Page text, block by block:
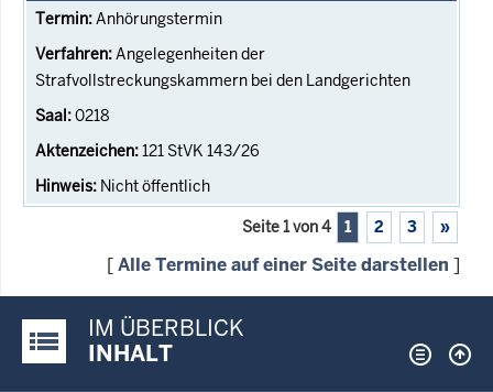
Anhörungstermin
Angelegenheiten der
Strafvollstreckungskammern bei den Landgerichten
0218
121 StVK 143/26
Nicht öffentlich
Seite 1 von 4 1 2 3 »
[Alle Termine auf einer Seite darstellen ]
Justiz-Portal im Überblick:
IM ÜBERBLICK
INHALT